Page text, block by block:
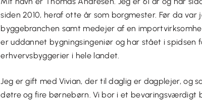
siden 2010, heraf otte år som borgmester. Før da var
byggebranchen samt medejer af en
er uddannet bygningsingeniør og har stået i spidsen
erhvervsbyggerier i hele landet.
Jeg er gift med Vivian, der til daglig er dagplejer, og
døtre og fire børnebørn. Vi bor i et bevaringsværdigt